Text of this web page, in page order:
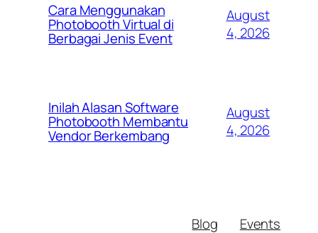
Cara Menggunakan
Photobooth Virtual di
Berbagai Jenis Event
August
4, 2026
Inilah Alasan Software
Photobooth Membantu
Vendor Berkembang
August
4, 2026
Blog
Events